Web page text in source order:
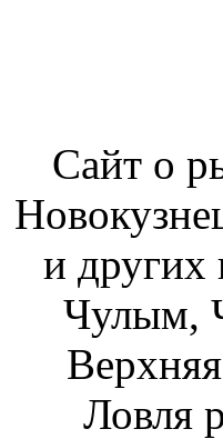
Сайт о
и других
Чулым,
Ловля